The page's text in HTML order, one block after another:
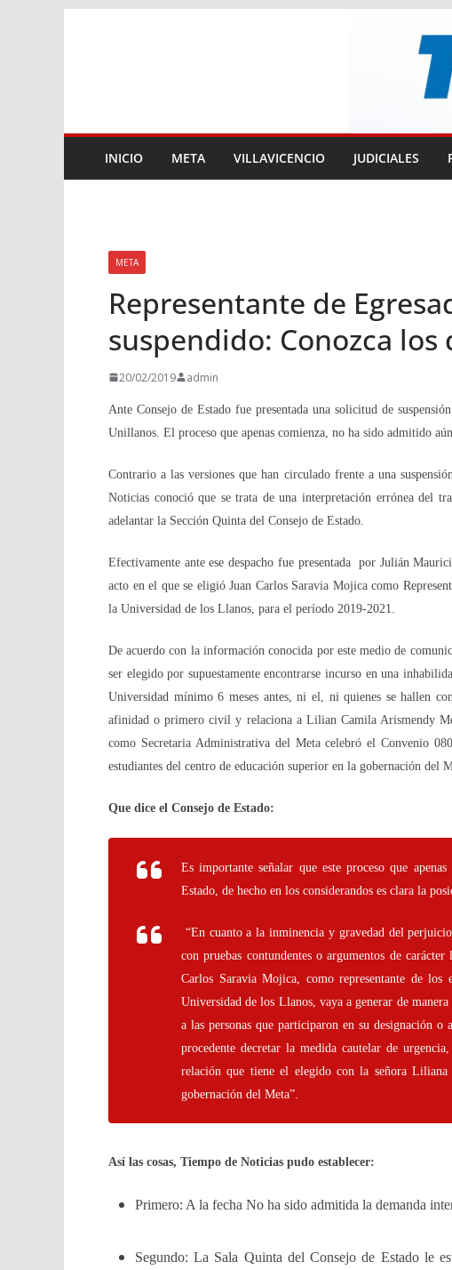
INICIO META VILLAVICENCIO JUDICIALES
META
Representante de
suspendido: Conozca los
20/02/2019 admin
Ante Consejo de Estado fue presentada una solicitud de
Unillanos. El proceso que apenas comienza, no ha sido admitido
Contrario a las versiones que han circulado frente a una
Noticias conoció que se trata de una interpretación errónea del
adelantar la Sección Quinta del Consejo de Estado.
Efectivamente ante ese despacho fue presentada
por Julián
acto en el que se eligió Juan Carlos Saravia Mojica como
la Universidad de los Llanos, para el período 2019-2021.
De acuerdo con la información conocida por este medio de
ser elegido por supuestamente encontrarse incurso en una
Universidad mínimo 6 meses antes, ni el, ni quienes se hallen
afinidad o primero civil y relaciona a Lilian Camila Arismendy
como Secretaria Administrativa del Meta celebró el Convenio
estudiantes del centro de educación superior en la gobernación del
Que dice el Consejo de Estado:
Es importante señalar que este proceso que
Estado, de hecho en los considerandos es clara la
“En cuanto a la inminencia y gravedad del
con pruebas contundentes o argumentos de
Carlos Saravia Mojica, como representante de
Universidad de los Llanos, vaya a generar de
a las personas que participaron en su designación
procedente decretar la medida cautelar de
relación que tiene el elegido con la señora
gobernación del Meta”.
Así las cosas, Tiempo de Noticias pudo establecer:
Primero: A la fecha No ha sido admitida la demanda
Segundo: La Sala Quinta del Consejo de Estado le